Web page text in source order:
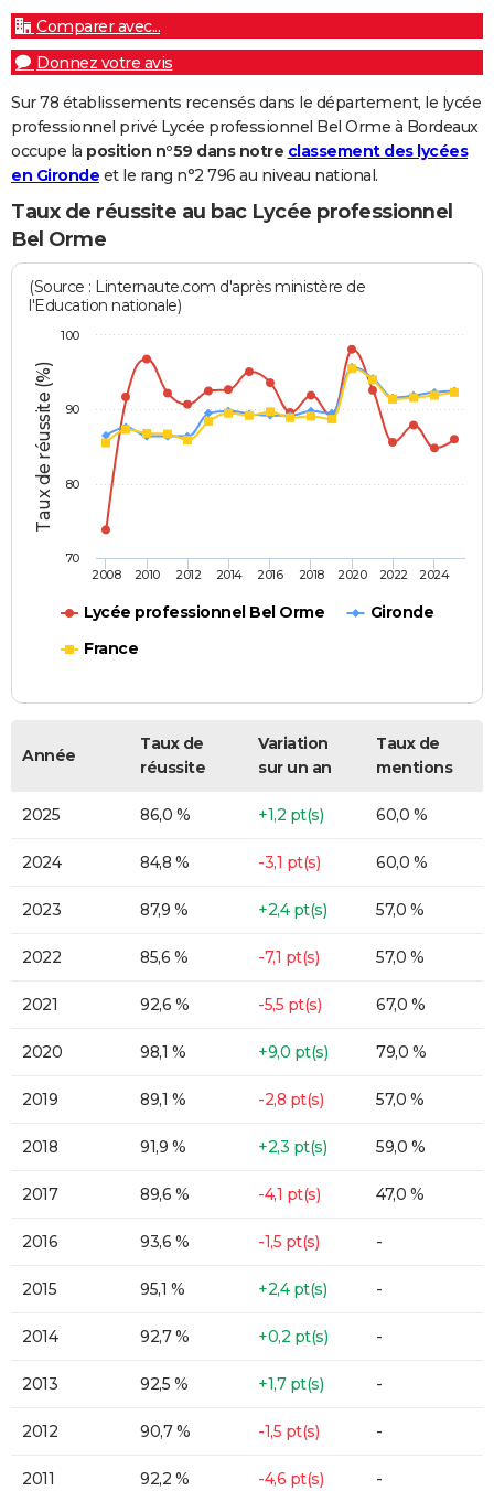
Comparer avec...
Donnez votre avis
Sur 78 établissements recensés dans le département, le lycée
professionnel privé Lycée professionnel Bel Orme à Bordeaux
occupe la position n°59 dans notre classement des lycées
en Gironde et le rang n°2 796 au niveau national.
Taux de réussite au bac Lycée professionnel
Bel Orme
Taux de réussite (%)
(Source : Linternaute.com d'après ministère de
l'Education nationale)
Lycée professionnel Bel Orme
Gironde
France
2008 2010 2012 2014 2016 2018 2020 2022 2024
70
80
90
100
Année
Taux de
réussite
Variation
sur un an
Taux de
mentions
2025 86,0 % +1,2 pt(s) 60,0 %
2024 84,8 % -3,1 pt(s) 60,0 %
2023 87,9 % +2,4 pt(s) 57,0 %
2022 85,6 % -7,1 pt(s) 57,0 %
2021 92,6 % -5,5 pt(s) 67,0 %
2020 98,1 % +9,0 pt(s) 79,0 %
2019 89,1 % -2,8 pt(s) 57,0 %
2018 91,9 % +2,3 pt(s) 59,0 %
2017 89,6 % -4,1 pt(s) 47,0 %
2016 93,6 % -1,5 pt(s) -
2015 95,1 % +2,4 pt(s) -
2014 92,7 % +0,2 pt(s) -
2013 92,5 % +1,7 pt(s) -
2012 90,7 % -1,5 pt(s) -
2011 92,2 % -4,6 pt(s) -